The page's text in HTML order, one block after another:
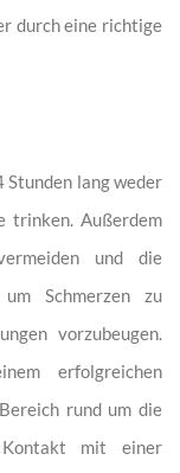
durch eine richtige
lang weder
trinken. Außerdem
und die
um Schmerzen zu
vorzubeugen.
erfolgreichen
rund um die
Kontakt mit einer